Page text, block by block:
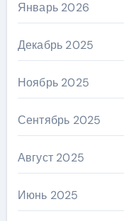
Январь 2026
Декабрь 2025
Ноябрь 2025
Сентябрь 2025
Август 2025
Июнь 2025